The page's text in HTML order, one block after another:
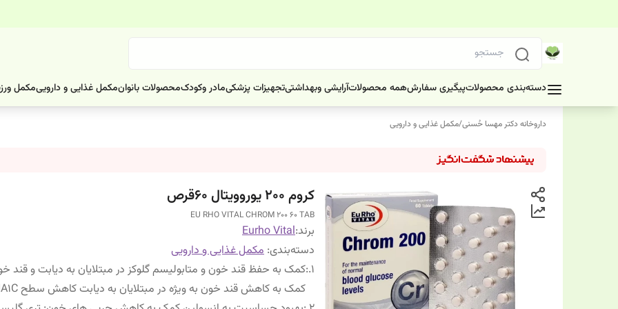
دسته‌بندی محصولاتپیگیری سفارشهمه محصولاتآرایشی وبهداشتیتجهیزات پزشکیمادر وکودکمحصولات بانوانمکمل غذایی و داروییمکمل
داروخانه دکتر مهسا حُسنی/مکمل غذایی و دارویی
کروم 200 یوروویتال 60قرص
EU RHO VITAL CHROM 200 60 TAB
برند:Eurho Vital
دسته‌بندی: مکمل غذایی و دارویی
1.
:کمک به حفظ قند خون و متابولیسم گلوکز در مبتلایان به دیابت و قند
کمک به کاهش قند خون به ویژه در مبتلایان به دیابت کاهش سطح HA1C